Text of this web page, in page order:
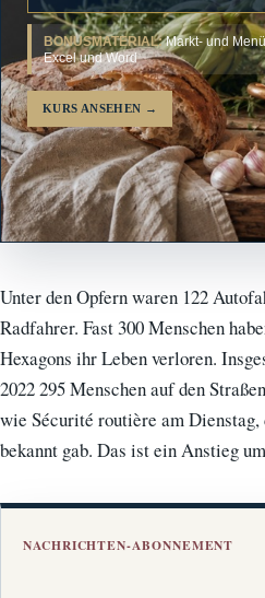
BONUSMATERIAL:Markt- und
Excel und Word
KURS ANSEHEN →
Unter den Opfern waren 122
Radfahrer. Fast 300 Menschen
Hexagons ihr Leben verloren.
2022 295 Menschen auf den
wie Sécurité routière am Dienstag,
bekannt gab. Das ist ein Anstieg
NACHRICHTEN-ABONNEMENT